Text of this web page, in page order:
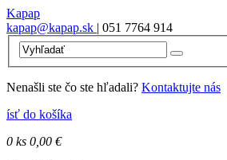
Kapap
kapap@kapap.sk | 051 7764 914
Nenašli ste čo ste hľadali? Kontaktujte nás
ísť do košíka
0 ks 0,00 €